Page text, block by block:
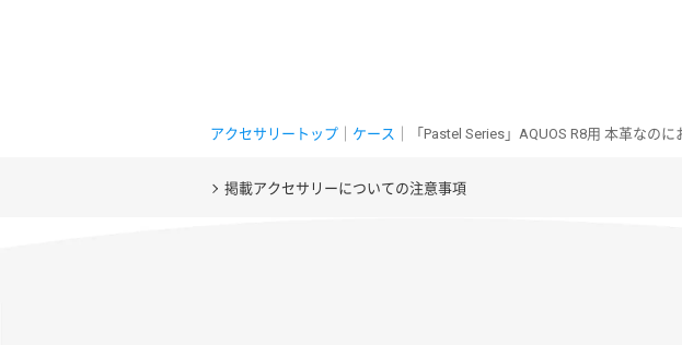
アクセサリートップ ケース ｜「Pastel Series」AQUOS R8用 本革なの
掲載アクセサリーについての注意事項